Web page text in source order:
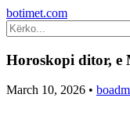
botimet.com
Horoskopi ditor, e
March 10, 2026 •